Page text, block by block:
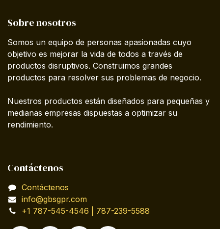
Sobre nosotros
Somos un equipo de personas apasionadas cuyo
objetivo es mejorar la vida de todos a través de
productos disruptivos. Construimos grandes
productos para resolver sus problemas de negocio.
Nuestros productos están diseñados para pequeñas y
medianas empresas dispuestas a optimizar su
rendimiento.
Contáctenos
Contáctenos
info@gbsgpr.com
+1 787-545-4546 | 787-239-5588